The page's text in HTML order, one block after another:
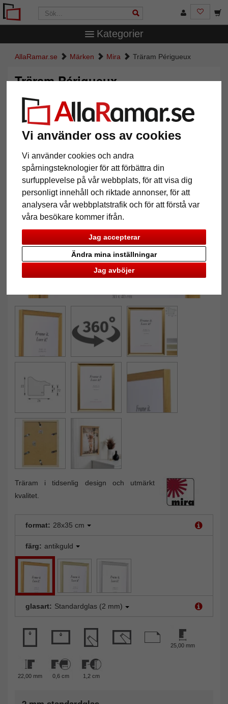
Vi använder oss av cookies
Vi använder cookies och andra
spårningsteknologier för att förbättra din
surfupplevelse på vår webbplats, för att visa dig
personligt innehåll och riktade annonser, för att
analysera vår webbplatstrafik och för att förstå var
våra besökare kommer ifrån.
Jag accepterar
Jag avböjer
Ändra mina inställningar
Kategorier
AllaRamar.se Märken Mira Träram Périgueux
Träram Périgueux
Tillbaka
Träram i tidsenlig design och utmärkt
kvalitet.
format: 28x35 cm
färg: antikguld
glasart: Standardglas (2 mm)
25,00 mm
22,00 mm 0,6 cm 1,2 cm